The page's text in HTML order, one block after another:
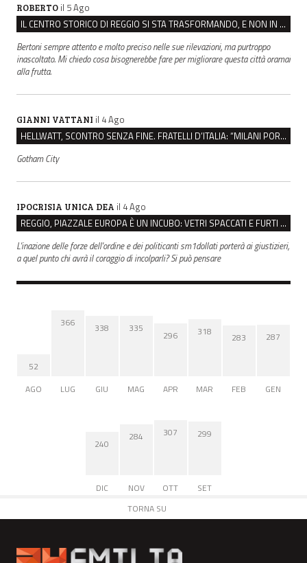
ROBERTO il 5 Ago
IL CENTRO STORICO DI REGGIO SI STA TRASFORMANDO, E NON IN MEGLIO
Bertoni sempre attento e molto preciso nelle sue rilevazioni, ma purtroppo
inascoltato. Mi chiedo cosa bisognerebbe fare per migliorare questa città oramai
alla frutta.
GIANNI VATTANI il 4 Ago
HELLWATT, SCONTRO SENZA FINE. FRATELLI D’ITALIA: “MILANI PORTA DOCUMENTI, DE FRANCO INSULTI”
Gotham City
IPOCRISIA UNICA DEA il 4 Ago
REGGIO, PIAZZALE EUROPA È UN INCUBO: VETRI SPACCATI E FURTI SULLE AUTO IN SOSTA
L'inazione delle forze dell'ordine e dei politicanti sm1dollati porterà ai giustizieri,
a quel punto chi avrà il coraggio di incolparli? Si può pensare
52
AGO
366
LUG
338
GIU
335
MAG
296
APR
318
MAR
283
FEB
287
GEN
240
DIC
284
NOV
307
OTT
299
SET
TORNA SU